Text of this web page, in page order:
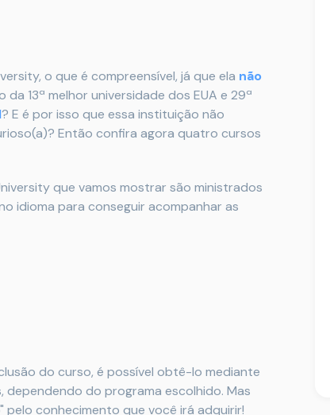
o que é compreensível, já que ela não
13ª melhor universidade dos EUA e 29ª
? E é por isso que essa instituição não
Então confira agora quatro cursos
que vamos mostrar são ministrados
idioma para conseguir acompanhar as
do curso, é possível obtê-lo mediante
do programa escolhido. Mas
pelo conhecimento que você irá adquirir!